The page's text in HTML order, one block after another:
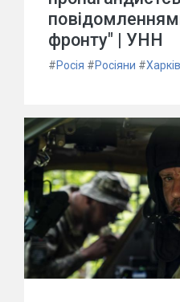
фронту" | УНН
#Росія #Росіяни #Харків